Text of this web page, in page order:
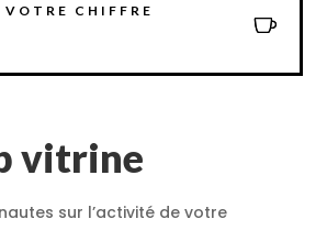
VOTRE CHIFFRE
vitrine
sur l’activité de votre